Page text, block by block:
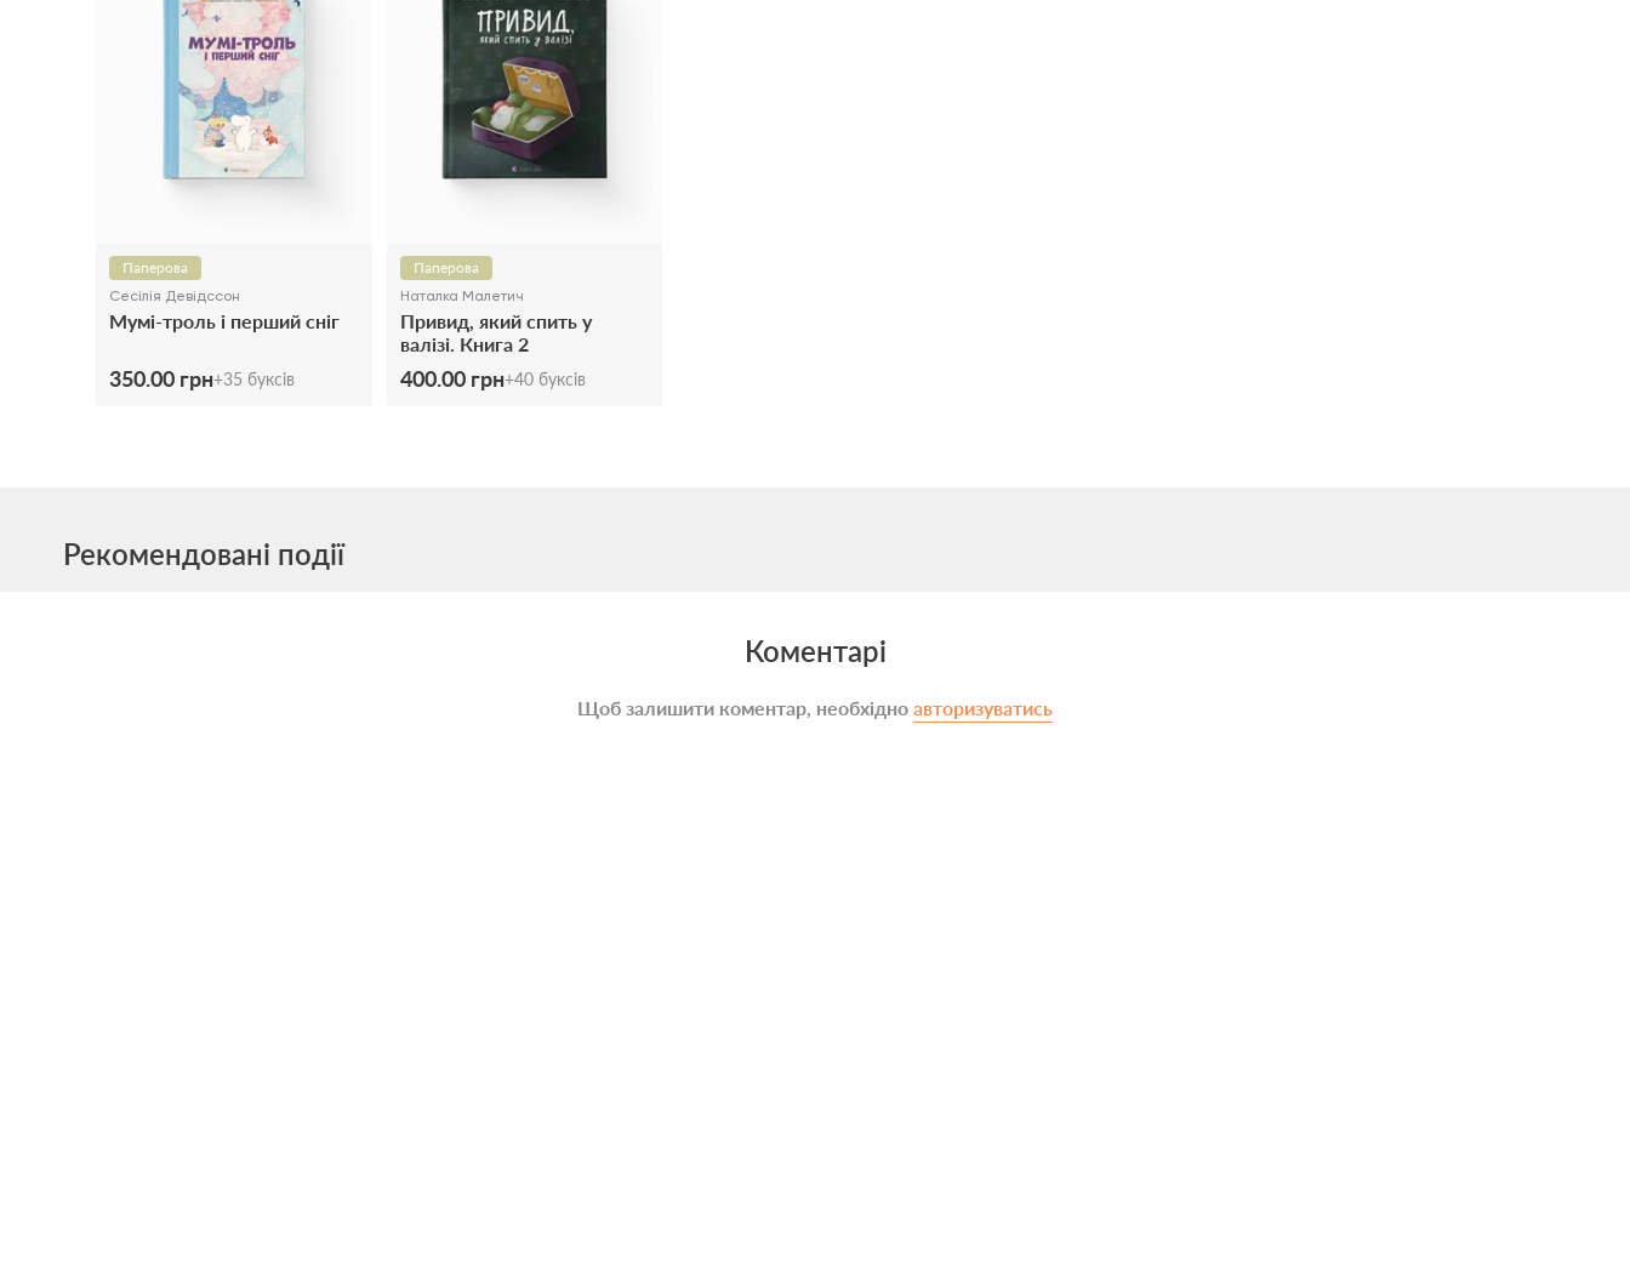
Паперова
Сесілія Девідссон
Мумі-троль і перший сніг
350.00 грн+35 буксів
Паперова
Наталка Малетич
Привид, який спить у
валізі. Книга 2
400.00 грн+40буксів
Рекомендовані події
Коментарі
Щоб залишити коментар, необхідно авторизуватись